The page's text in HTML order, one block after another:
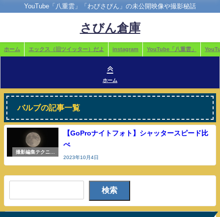
YouTube「八重雲」「わびさびん」の未公開映像や撮影秘話
さびん倉庫
ホーム エックス（旧ツイッター）だよ instagram YouTube「八重雲」
ホーム
バルブの記事一覧
撮影編集テクニッ
【GoProナイトフォト】シャッタースピード比
べ
2023年10月4日
検索